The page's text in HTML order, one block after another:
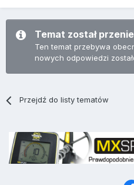
Temat został
Ten temat przebywa
nowych odpowiedzi
Przejdź do listy tematów